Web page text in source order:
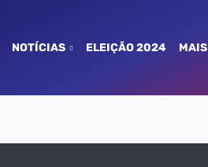
NOTÍCIAS ELEIÇÃO 2024 MAIS